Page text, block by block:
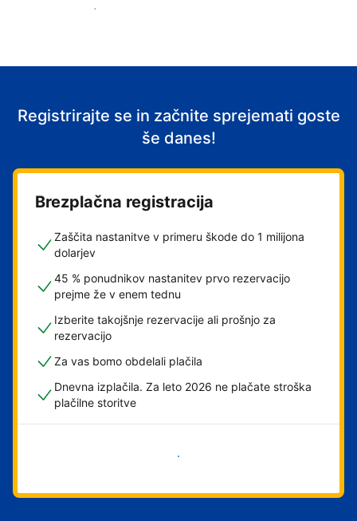
Začni sprejemati goste
Registrirajte se in začnite sprejemati goste
še danes!
Brezplačna registracija
Zaščita nastanitve v primeru škode do 1 milijona
dolarjev
45 % ponudnikov nastanitev prvo rezervacijo
prejme že v enem tednu
Izberite takojšnje rezervacije ali prošnjo za
rezervacijo
Za vas bomo obdelali plačila
Dnevna izplačila. Za leto 2026 ne plačate stroška
plačilne storitve